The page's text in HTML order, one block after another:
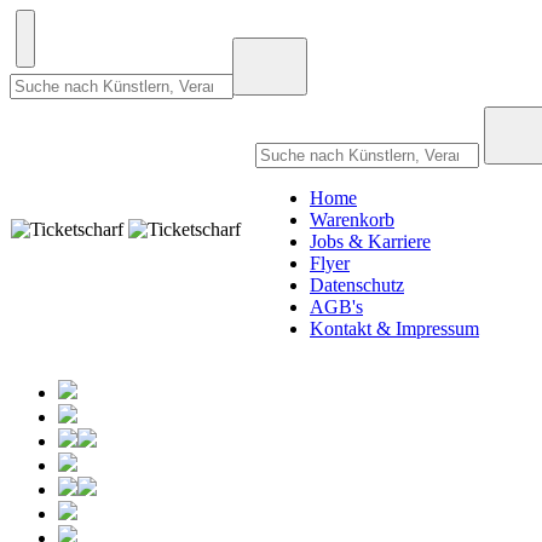
Home
Warenkorb
Jobs & Karriere
Flyer
Datenschutz
AGB's
Kontakt & Impressum